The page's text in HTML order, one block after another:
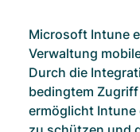
Microsoft Intune
Verwaltung
Durch die
bedingtem
ermöglicht Intune